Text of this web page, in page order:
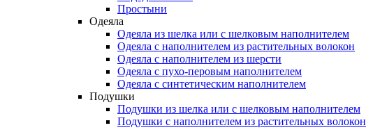
Простыни
Одеяла
Одеяла из шелка или с шелковым наполнителем
Одеяла с наполнителем из растительных волокон
Одеяла с наполнителем из шерсти
Одеяла с пухо-перовым наполнителем
Одеяла с синтетическим наполнителем
Подушки
Подушки из шелка или с шелковым наполнителем
Подушки с наполнителем из растительных волокон